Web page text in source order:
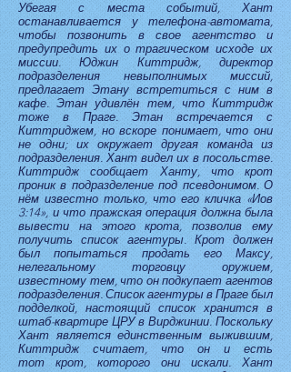
Убегая с места событий, Хант
останавливается у телефона-автомата,
чтобы позвонить в свое агентство и
предупредить их о трагическом исходе их
миссии. Юджин Киттридж, директор
подразделения невыполнимых миссий,
предлагает Этану встретиться с ним в
кафе. Этан удивлён тем, что Киттридж
тоже в Праге. Этан встречается с
Киттриджем, но вскоре понимает, что они
не одни; их окружает другая команда из
подразделения. Хант видел их в посольстве.
Киттридж сообщает Ханту, что крот
проник в подразделение под псевдонимом. О
нём известно только, что его кличка «Иов
3:14», и что пражская операция должна была
вывести на этого крота, позволив ему
получить список агентуры. Крот должен
был попытаться продать его Максу,
нелегальному торговцу оружием,
известному тем, что он подкупает агентов
подразделения. Список агентуры в Праге был
подделкой, настоящий список хранится в
штаб-квартире ЦРУ в Вирджинии. Поскольку
Хант является единственным выжившим,
Киттридж считает, что он и есть
тот крот, которого они искали. Хант